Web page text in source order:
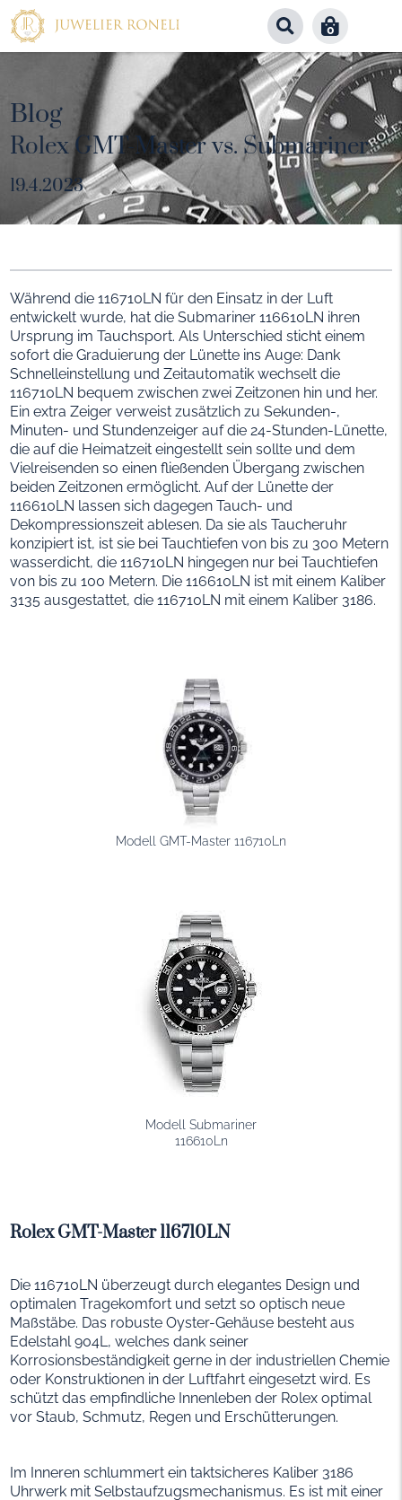
0
Blog
Rolex GMT-Master vs. Submariner
19.4.2023
Während die 116710LN für den Einsatz in der Luft
entwickelt wurde, hat die Submariner 116610LN ihren
Ursprung im Tauchsport. Als Unterschied sticht einem
sofort die Graduierung der Lünette ins Auge: Dank
Schnelleinstellung und Zeitautomatik wechselt die
116710LN bequem zwischen zwei Zeitzonen hin und her.
Ein extra Zeiger verweist zusätzlich zu Sekunden-,
Minuten- und Stundenzeiger auf die 24-Stunden-Lünette,
die auf die Heimatzeit eingestellt sein sollte und dem
Vielreisenden so einen fließenden Übergang zwischen
beiden Zeitzonen ermöglicht. Auf der Lünette der
116610LN lassen sich dagegen Tauch- und
Dekompressionszeit ablesen. Da sie als Taucheruhr
konzipiert ist, ist sie bei Tauchtiefen von bis zu 300 Metern
wasserdicht, die 116710LN hingegen nur bei Tauchtiefen
von bis zu 100 Metern. Die 116610LN ist mit einem Kaliber
3135 ausgestattet, die 116710LN mit einem Kaliber 3186.
Modell GMT-Master 116710Ln
Modell Submariner
116610Ln
Rolex GMT-Master 116710LN
Die 116710LN überzeugt durch elegantes Design und
optimalen Tragekomfort und setzt so optisch neue
Maßstäbe. Das robuste Oyster-Gehäuse besteht aus
Edelstahl 904L, welches dank seiner
Korrosionsbeständigkeit gerne in der industriellen Chemie
oder Konstruktionen in der Luftfahrt eingesetzt wird. Es
schützt das empfindliche Innenleben der Rolex optimal
vor Staub, Schmutz, Regen und Erschütterungen.
Im Inneren schlummert ein taktsicheres Kaliber 3186
Uhrwerk mit Selbstaufzugsmechanismus. Es ist mit einer